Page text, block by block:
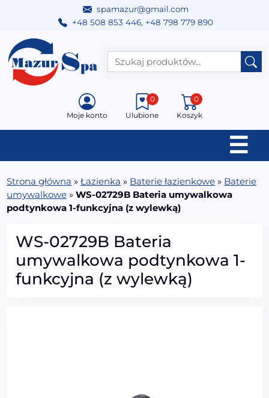
spamazur@gmail.com
+48 508 853 446, +48 798 779 890
Przejdź do treści
Main Navigation
Moje konto Ulubione
0
Koszyk
0
☰
Strona główna »Łazienka » Baterie łazienkowe » Baterie
umywalkowe »WS-02729B Bateria umywalkowa
podtynkowa 1-funkcyjna (z wylewką)
WS-02729B Bateria
umywalkowa podtynkowa 1-
funkcyjna (z wylewką)